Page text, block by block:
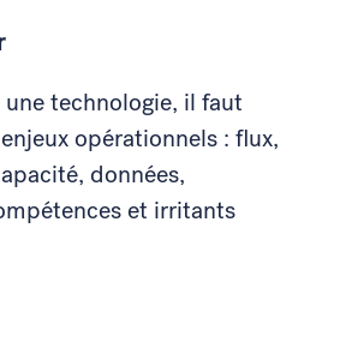
technologie, il faut
opérationnels : flux,
données,
et irritants